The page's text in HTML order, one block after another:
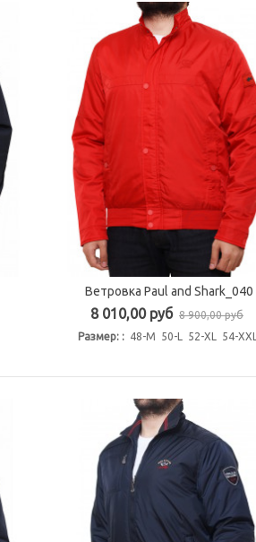
Быстрый просмотр
Ветровка Paul and Shark_040
8 010,00 руб 8 900,00 руб
Размер: : 48-M 50-L 52-XL 54-XXL